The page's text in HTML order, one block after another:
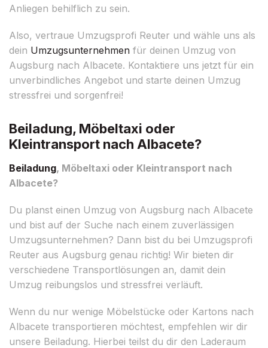
Anliegen behilflich zu sein.
Also, vertraue Umzugsprofi Reuter und wähle uns als
dein Umzugsunternehmen für deinen Umzug von
Augsburg nach Albacete. Kontaktiere uns jetzt für ein
unverbindliches Angebot und starte deinen Umzug
stressfrei und sorgenfrei!
Beiladung, Möbeltaxi oder
Kleintransport nach Albacete?
Beiladung, Möbeltaxi oder Kleintransport nach
Albacete?
Du planst einen Umzug von Augsburg nach Albacete
und bist auf der Suche nach einem zuverlässigen
Umzugsunternehmen? Dann bist du bei Umzugsprofi
Reuter aus Augsburg genau richtig! Wir bieten dir
verschiedene Transportlösungen an, damit dein
Umzug reibungslos und stressfrei verläuft.
Wenn du nur wenige Möbelstücke oder Kartons nach
Albacete transportieren möchtest, empfehlen wir dir
unsere Beiladung. Hierbei teilst du dir den Laderaum